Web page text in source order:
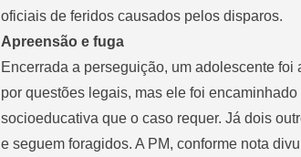
oficiais de feridos causados pelos disparos.
Apreensão e fuga
Encerrada a perseguição, um adolescente
por questões legais, mas ele foi
socioeducativa que o caso requer. Já dois
e seguem foragidos. A PM, conforme nota